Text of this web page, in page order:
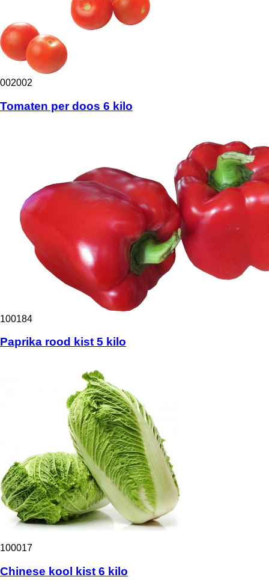
002002
Tomaten per doos 6 kilo
100184
Paprika rood kist 5 kilo
100017
Chinese kool kist 6 kilo